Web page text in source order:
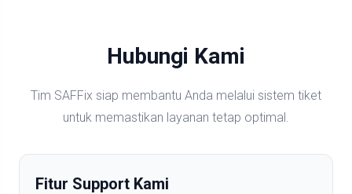
Hubungi Kami
Tim SAFFix siap membantu Anda melalui sistem tiket
untuk memastikan layanan tetap optimal.
Fitur Support Kami